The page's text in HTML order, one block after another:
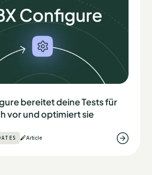
bereitet deine Tests für
vor und optimiert sie
Article